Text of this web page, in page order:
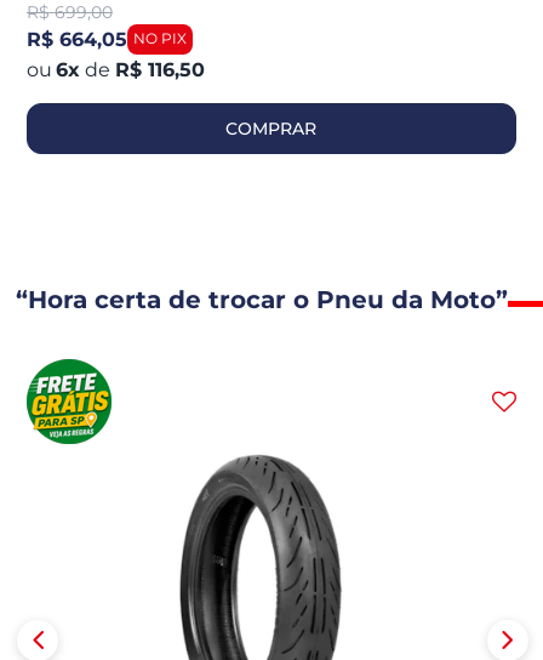
R$ 699,00
R$ 664,05
6x de R$ 116,50
COMPRAR
“Hora certa de trocar o Pneu da Moto”